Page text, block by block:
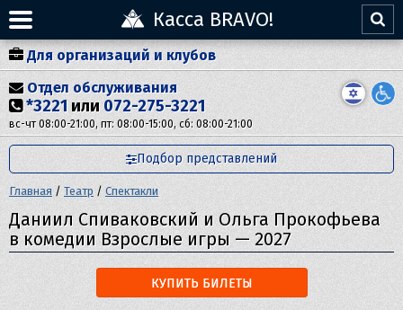
Касса BRAVO!
Для организаций и клубов
Отдел обслуживания
*3221 или 072-275-3221
вс-чт 08:00-21:00, пт: 08:00-15:00, сб: 08:00-21:00
Подбор представлений
Главная / Театр / Спектакли
Даниил Спиваковский и Ольга Прокофьева
в комедии Взрослые игры — 2027
КУПИТЬ БИЛЕТЫ